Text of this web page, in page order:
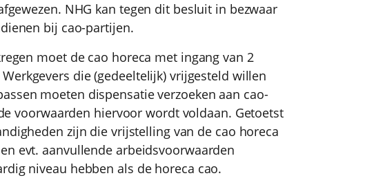
NHG kan tegen dit besluit in bezwaar
bij cao-partijen.
moet de cao horeca met ingang van 2
die (gedeeltelijk) vrijgesteld willen
moeten dispensatie verzoeken aan cao-
voorwaarden hiervoor wordt voldaan. Getoetst
zijn die vrijstelling van de cao horeca
evt. aanvullende arbeidsvoorwaarden
niveau hebben als de horeca cao.